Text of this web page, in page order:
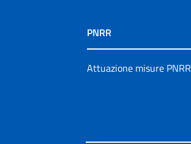
PNRR
Attuazione misure PNRR